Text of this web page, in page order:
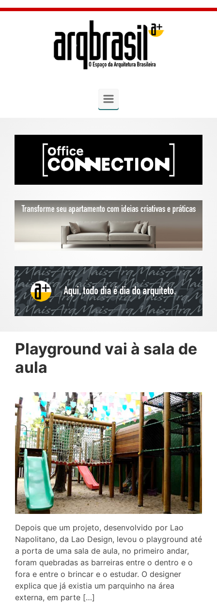
Skip to main content
Playground vai à sala de
aula
Depois que um projeto, desenvolvido por Lao
Napolitano, da Lao Design, levou o playground até
a porta de uma sala de aula, no primeiro andar,
foram quebradas as barreiras entre o dentro e o
fora e entre o brincar e o estudar. O designer
explica que já existia um parquinho na área
externa, em parte […]